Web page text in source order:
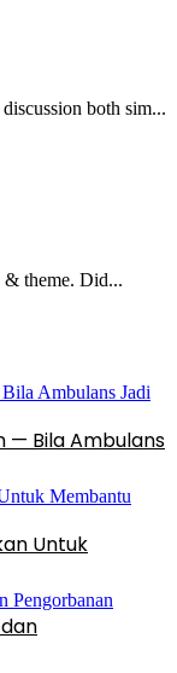
both sim...
theme. Did...
— Bila Ambulans
Untuk